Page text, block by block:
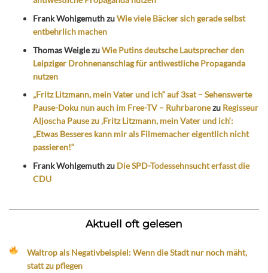
Frank WohlgemuthzuWie viele Bäcker sich gerade selbst
entbehrlich machen
Thomas WeiglezuWie Putins deutsche Lautsprecher den
Leipziger Drohnenanschlag für antiwestliche Propaganda
nutzen
„Fritz Litzmann, mein Vater und ich“ auf 3sat – Sehenswerte
Pause-Doku nun auch im Free-TV – Ruhrbaronezu Regisseur
Aljoscha Pause zu ‚Fritz Litzmann, mein Vater und ich‘:
„Etwas Besseres kann mir als Filmemacher eigentlich nicht
passieren!“
Frank Wohlgemuthzu Die SPD-Todessehnsucht erfasst die
CDU
Aktuell oft gelesen
Waltrop als Negativbeispiel: Wenn die Stadt nur noch mäht,
statt zu pflegen